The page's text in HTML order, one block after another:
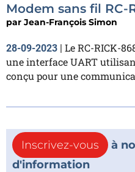
Modem sans fil RC-
par Jean-François Simon
28-09-2023 | Le RC-RICK-
une interface UART
conçu pour une
Inscrivez-vous
à
d'information